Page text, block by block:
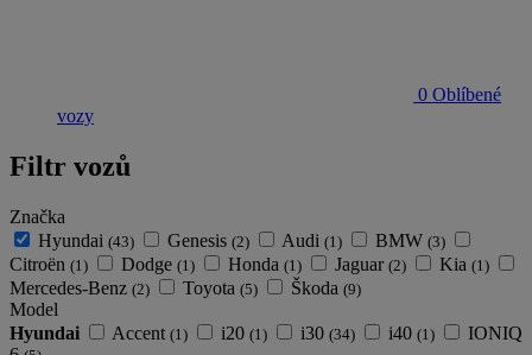
0 Oblíbené
vozy
Filtr vozů
Značka
Hyundai (43) Genesis (2) Audi (1) BMW (3)
Citroën (1) Dodge (1) Honda (1) Jaguar (2) Kia (1)
Mercedes-Benz (2) Toyota (5) Škoda (9)
Model
Hyundai
Accent (1) i20 (1) i30 (34) i40 (1)
IONIQ